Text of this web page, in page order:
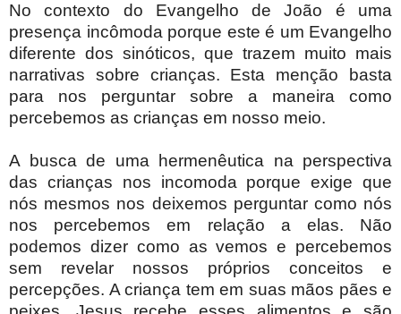
No contexto do Evangelho de João é uma
presença incômoda porque este é um Evangelho
diferente dos sinóticos, que trazem muito mais
narrativas sobre crianças. Esta menção basta
para nos perguntar sobre a maneira como
percebemos as crianças em nosso meio.
A busca de uma hermenêutica na perspectiva
das crianças nos incomoda porque exige que
nós mesmos nos deixemos perguntar como nós
nos percebemos em relação a elas. Não
podemos dizer como as vemos e percebemos
sem revelar nossos próprios conceitos e
percepções. A criança tem em suas mãos pães e